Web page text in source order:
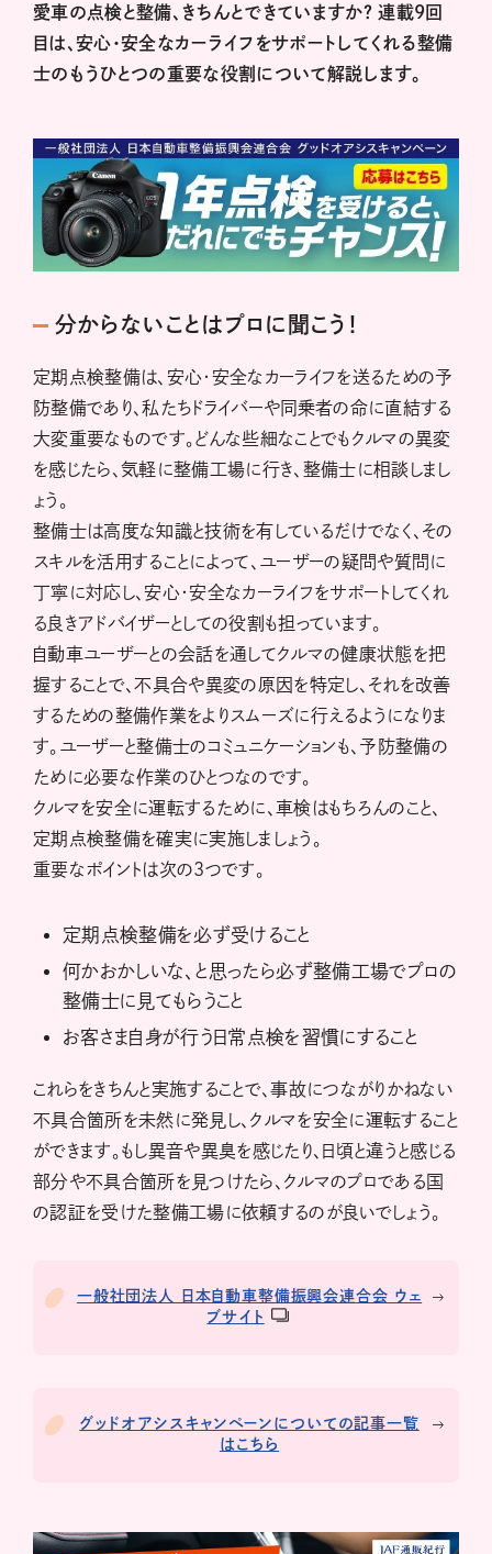
愛車の点検と整備、きちんとできていますか？ 連載9回
目は、安心・安全なカーライフをサポートしてくれる整備
士のもうひとつの重要な役割について解説します。
分からないことはプロに聞こう！
定期点検整備は、安心・安全なカーライフを送るための予
防整備であり、私たちドライバーや同乗者の命に直結する
大変重要なものです。どんな些細なことでもクルマの異変
を感じたら、気軽に整備工場に行き、整備士に相談しまし
ょう。
整備士は高度な知識と技術を有しているだけでなく、その
スキルを活用することによって、ユーザーの疑問や質問に
丁寧に対応し、安心・安全なカーライフをサポートしてくれ
る良きアドバイザーとしての役割も担っています。
自動車ユーザーとの会話を通してクルマの健康状態を把
握することで、不具合や異変の原因を特定し、それを改善
するための整備作業をよりスムーズに行えるようになりま
す。ユーザーと整備士のコミュニケーションも、予防整備の
ために必要な作業のひとつなのです。
クルマを安全に運転するために、車検はもちろんのこと、
定期点検整備を確実に実施しましょう。
重要なポイントは次の3つです。
定期点検整備を必ず受けること
何かおかしいな、と思ったら必ず整備工場でプロの
整備士に見てもらうこと
お客さま自身が行う日常点検を習慣にすること
これらをきちんと実施することで、事故につながりかねない
不具合箇所を未然に発見し、クルマを安全に運転すること
ができます。もし異音や異臭を感じたり、日頃と違うと感じる
部分や不具合箇所を見つけたら、クルマのプロである国
の認証を受けた整備工場に依頼するのが良いでしょう。
一般社団法人 日本自動車整備振興会連合会 ウェ
ブサイト
グッドオアシスキャンペーンについての記事一覧
はこちら